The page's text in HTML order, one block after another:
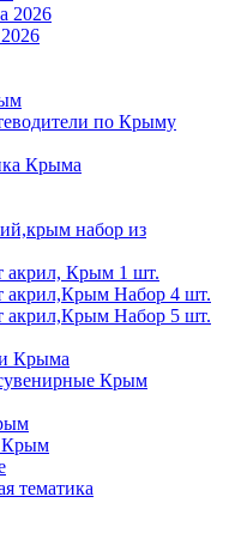
2026
по Крыму
Крыма
набор из
Крым 1 шт.
Набор 4 шт.
Набор 5 шт.
Крыма
Крым
Крым
тематика